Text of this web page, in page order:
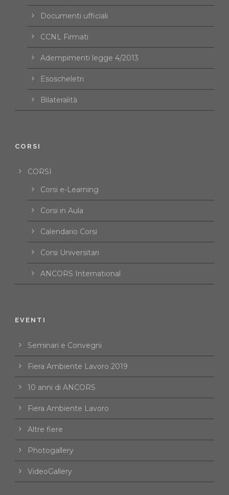
Documenti ufficiali
CCNL Firmati
Adempimenti legge 4/2013
Esoscheletri
Bilateralità
CORSI
CORSI
Corsi e-Learning
Corsi in Aula
Calendario Corsi
Corsi Universitari
ANCORS International
EVENTI
Seminari e Convegni
Fiera Ambiente Lavoro 2019
10 anni di ANCORS
Fiera Ambiente Lavoro
Altre fiere
Photogallery
VideoGallery